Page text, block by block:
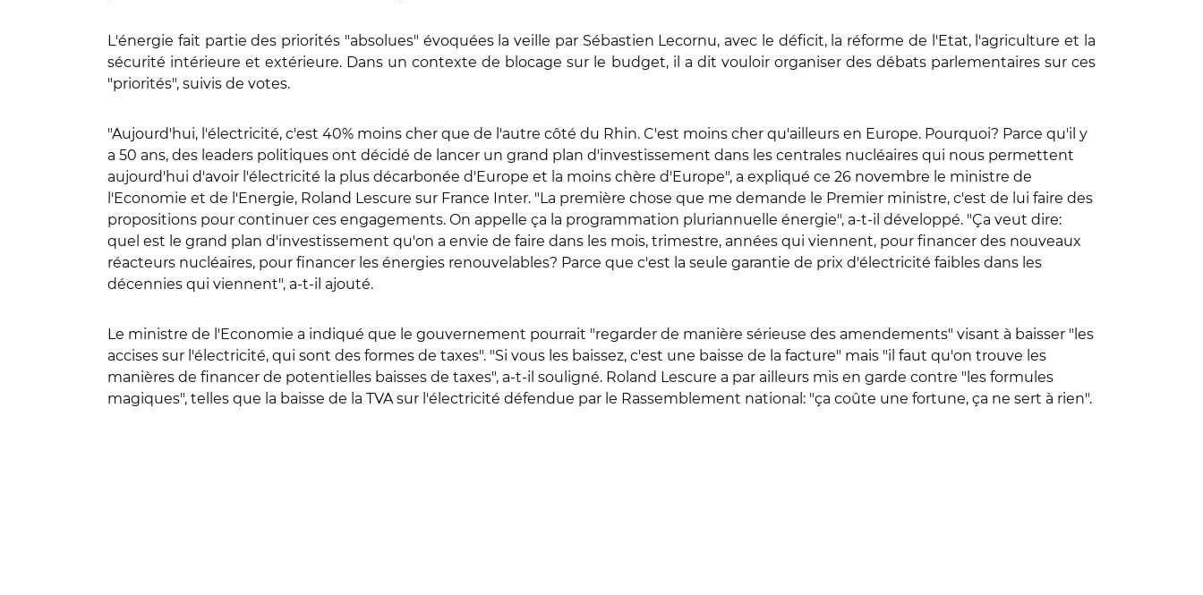
L'énergie fait partie des priorités "absolues" évoquées la veille par Sébastien Lecornu, avec le déficit, la réforme de l'Etat, l'agriculture et la
sécurité intérieure et extérieure. Dans un contexte de blocage sur le budget, il a dit vouloir organiser des débats parlementaires sur ces
"priorités", suivis de votes.
"Aujourd'hui, l'électricité, c'est 40% moins cher que de l'autre côté du Rhin. C'est moins cher qu'ailleurs en Europe. Pourquoi? Parce qu'il y
a 50 ans, des leaders politiques ont décidé de lancer un grand plan d'investissement dans les centrales nucléaires qui nous permettent
aujourd'hui d'avoir l'électricité la plus décarbonée d'Europe et la moins chère d'Europe", a expliqué ce 26 novembre le ministre de
l'Economie et de l'Energie, Roland Lescure sur France Inter. "La première chose que me demande le Premier ministre, c'est de lui faire des
propositions pour continuer ces engagements. On appelle ça la programmation pluriannuelle énergie", a-t-il développé. "Ça veut dire:
quel est le grand plan d'investissement qu'on a envie de faire dans les mois, trimestre, années qui viennent, pour financer des nouveaux
réacteurs nucléaires, pour financer les énergies renouvelables? Parce que c'est la seule garantie de prix d'électricité faibles dans les
décennies qui viennent", a-t-il ajouté.
Le ministre de l'Economie a indiqué que le gouvernement pourrait "regarder de manière sérieuse des amendements" visant à baisser "les
accises sur l'électricité, qui sont des formes de taxes". "Si vous les baissez, c'est une baisse de la facture" mais "il faut qu'on trouve les
manières de financer de potentielles baisses de taxes", a-t-il souligné. Roland Lescure a par ailleurs mis en garde contre "les formules
magiques", telles que la baisse de la TVA sur l'électricité défendue par le Rassemblement national: "ça coûte une fortune, ça ne sert à rien".